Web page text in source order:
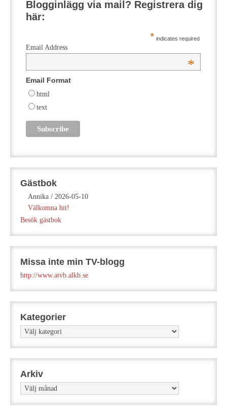
Blogginlägg via mail? Registrera dig
här:
* indicates required
Email Address
*
Email Format
html
text
Gästbok
Annika / 2026-05-10
Välkomna hit!
Besök gästbok
Missa inte min TV-blogg
http://www.atvb.alkb.se
Kategorier
Kategorier
Arkiv
Arkiv